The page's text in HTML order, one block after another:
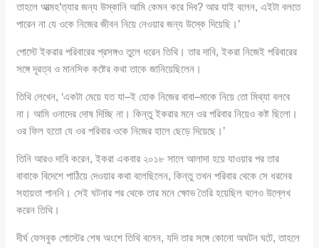
তাহলে আত্মহ’ত্যার জন্য উস্কানি আমি কেমন করে দিব? আর যাই বলেন, এইটা বলতে
পারেন না যে ওকে নিজের জীবন নিয়ে নেওয়ার জন্য উস্কে দিয়েছি।’
পোস্টে ইকরার পরিবারের প্রসঙ্গও তুলে ধরেন তিথি। তার দাবি, ইকরা নিজেই পরিবারের
সঙ্গে দূরত্ব ও মানসিক কষ্টের কথা তাকে জানিয়েছিলেন।
তিথি লেখেন, ‘একটা মেয়ে যত যা–ই হোক নিজের বাবা–মাকে নিয়ে তো মিথ্যা বলবে
না। আমি ওনাদের দোষ দিচ্ছি না। কিন্তু ইকরার মনে ওর পরিবার নিয়েও কষ্ট ছিলো।
ওর ফিল হতো যে ওর পরিবার ওকে নিজের হালে ছেড়ে দিয়েছে।’
তিনি আরও দাবি করেন, ইকরা একবার ২০১৮ সালে আলাদা হয়ে যাওয়ার পর তার
বাবাকে বিদেশে পাঠিয়ে দেওয়ার কথা বলেছিলেন, কিন্তু তখন পরিবার থেকে সে ধরনের
সহায়তা পাননি। সেই ঘটনার পর থেকে তার মনে ক্ষোভ তৈরি হয়েছিল বলেও উল্লেখ
করেন তিথি।
দীর্ঘ ফেসবুক পোস্টের শেষ অংশে তিথি বলেন, যদি তার সঙ্গে কোনো অঘটন ঘটে, তাহলে